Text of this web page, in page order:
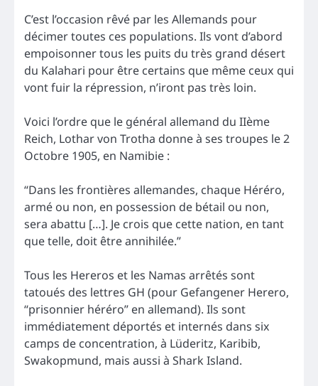
C’est l’occasion rêvé par les Allemands pour
décimer toutes ces populations. Ils vont d’abord
empoisonner tous les puits du très grand désert
du Kalahari pour être certains que même ceux qui
vont fuir la répression, n’iront pas très loin.
Voici l’ordre que le général allemand du IIème
Reich, Lothar von Trotha donne à ses troupes le 2
Octobre 1905, en Namibie :
“Dans les frontières allemandes, chaque Héréro,
armé ou non, en possession de bétail ou non,
sera abattu […]. Je crois que cette nation, en tant
que telle, doit être annihilée.”
Tous les Hereros et les Namas arrêtés sont
tatoués des lettres GH (pour Gefangener Herero,
“prisonnier héréro” en allemand). Ils sont
immédiatement déportés et internés dans six
camps de concentration, à Lüderitz, Karibib,
Swakopmund, mais aussi à Shark Island.